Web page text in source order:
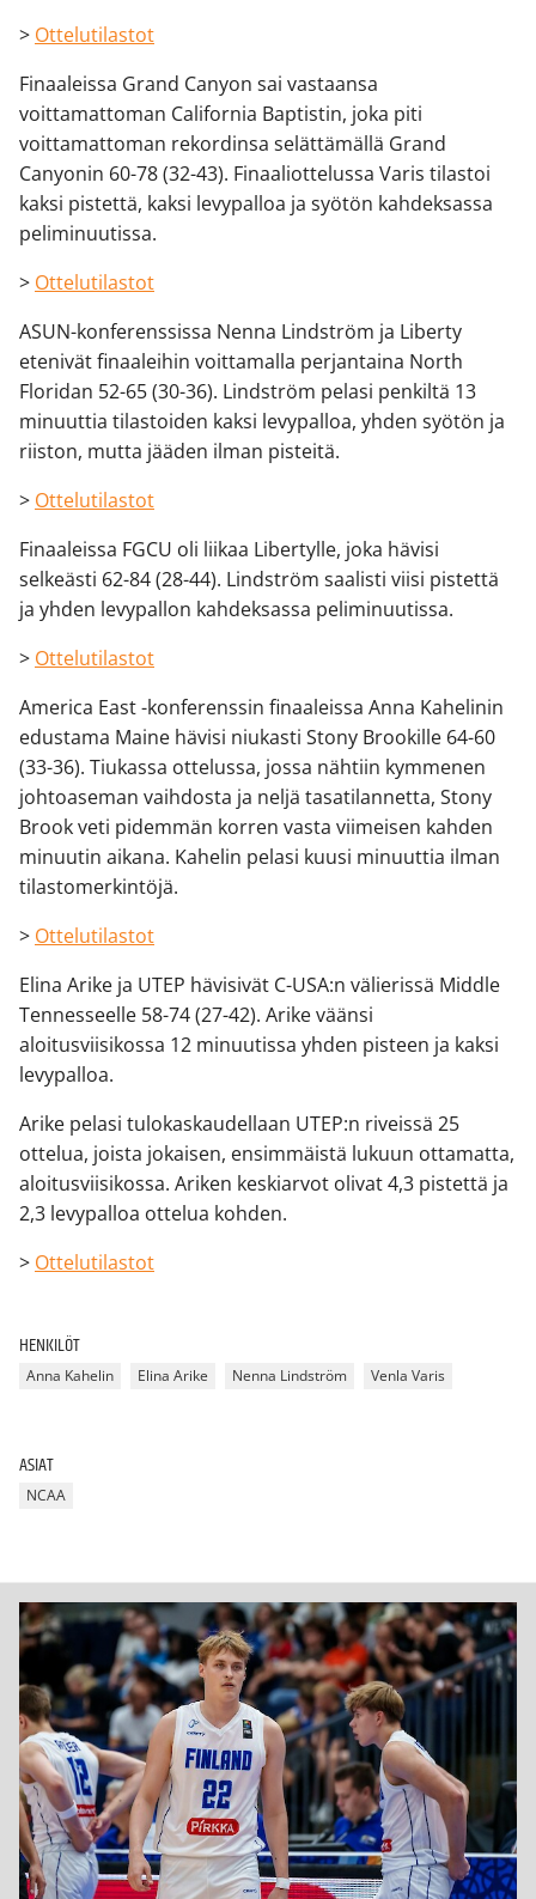
> Ottelutilastot
Finaaleissa Grand Canyon sai vastaansa
voittamattoman California Baptistin, joka piti
voittamattoman rekordinsa selättämällä Grand
Canyonin 60-78 (32-43). Finaaliottelussa Varis tilastoi
kaksi pistettä, kaksi levypalloa ja syötön kahdeksassa
peliminuutissa.
> Ottelutilastot
ASUN-konferenssissa Nenna Lindström ja Liberty
etenivät finaaleihin voittamalla perjantaina North
Floridan 52-65 (30-36). Lindström pelasi penkiltä 13
minuuttia tilastoiden kaksi levypalloa, yhden syötön ja
riiston, mutta jääden ilman pisteitä.
> Ottelutilastot
Finaaleissa FGCU oli liikaa Libertylle, joka hävisi
selkeästi 62-84 (28-44). Lindström saalisti viisi pistettä
ja yhden levypallon kahdeksassa peliminuutissa.
> Ottelutilastot
America East -konferenssin finaaleissa Anna Kahelinin
edustama Maine hävisi niukasti Stony Brookille 64-60
(33-36). Tiukassa ottelussa, jossa nähtiin kymmenen
johtoaseman vaihdosta ja neljä tasatilannetta, Stony
Brook veti pidemmän korren vasta viimeisen kahden
minuutin aikana. Kahelin pelasi kuusi minuuttia ilman
tilastomerkintöjä.
> Ottelutilastot
Elina Arike ja UTEP hävisivät C-USA:n välierissä Middle
Tennesseelle 58-74 (27-42). Arike väänsi
aloitusviisikossa 12 minuutissa yhden pisteen ja kaksi
levypalloa.
Arike pelasi tulokaskaudellaan UTEP:n riveissä 25
ottelua, joista jokaisen, ensimmäistä lukuun ottamatta,
aloitusviisikossa. Ariken keskiarvot olivat 4,3 pistettä ja
2,3 levypalloa ottelua kohden.
> Ottelutilastot
HENKILÖT
Anna Kahelin Elina Arike Nenna Lindström Venla Varis
ASIAT
NCAA